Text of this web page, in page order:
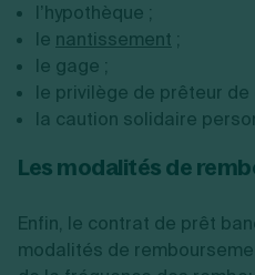
l’hypothèque ;
le nantissement ;
le gage ;
le privilège de prêteur de
la caution solidaire
Les modalités de
Enfin, le contrat de prêt
modalités de